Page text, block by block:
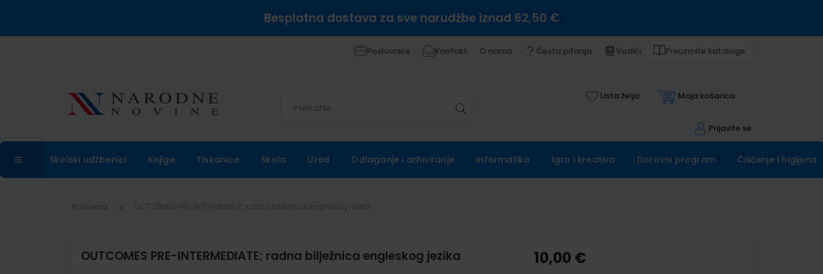
Besplatna dostava za sve narudžbe iznad 62,50 €
Poslovnice Kontakt O nama Česta pitanja Vodiči Preuzmite kataloge
Lista želja Moja košarica
Prijavite se
Školski udžbenici Knjige Tiskanice Škola Ured Odlaganje i arhiviranje Informatika Igra i kreativa Darovni program Čišćenje i higijena
Naslovna
OUTCOMES PRE-INTERMEDIATE; radna bilježnica engleskog jezika 10,00 €